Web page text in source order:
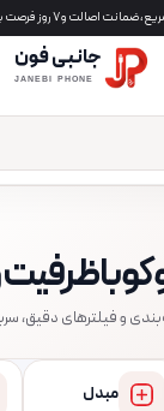
اصالت و ۷ روز فرصت بررسی کالا
جانبی فون
JANEBI PHONE
با
و فیلترهای دقیق،
مبدل